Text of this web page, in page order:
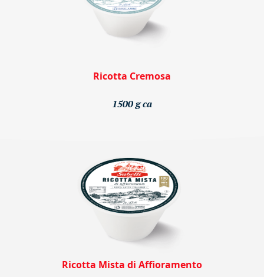
Ricotta Cremosa
1500 g ca
Ricotta Mista di Affioramento